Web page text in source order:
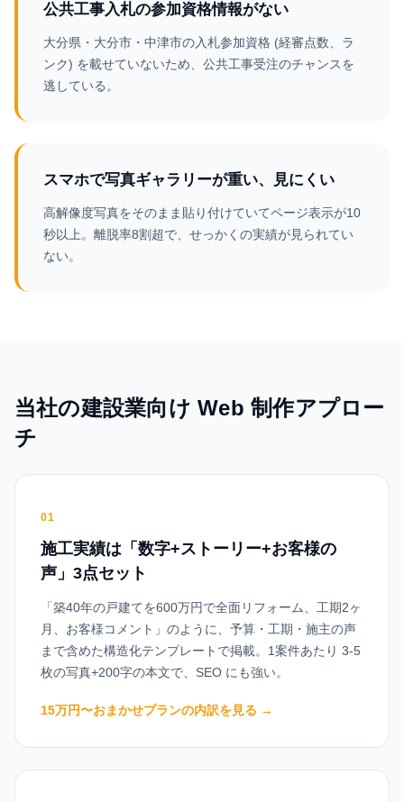
公共工事入札の参加資格情報がない
大分県・大分市・中津市の入札参加資格 (経審点数、ラ
ンク) を載せていないため、公共工事受注のチャンスを
逃している。
スマホで写真ギャラリーが重い、見にくい
高解像度写真をそのまま貼り付けていてページ表示が10
秒以上。離脱率8割超で、せっかくの実績が見られてい
ない。
当社の建設業向け Web 制作アプロー
チ
01
施工実績は「数字+ストーリー+お客様の
声」3点セット
「築40年の戸建てを600万円で全面リフォーム、工期2ヶ
月、お客様コメント」のように、予算・工期・施主の声
まで含めた構造化テンプレートで掲載。1案件あたり 3-5
枚の写真+200字の本文で、SEO にも強い。
15万円〜おまかせプランの内訳を見る →